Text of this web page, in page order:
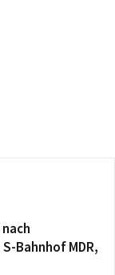
Bahnhof MDR,